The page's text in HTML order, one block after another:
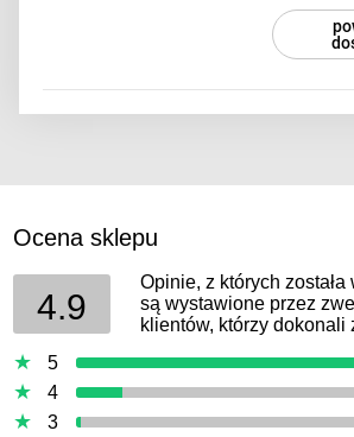
Ocena sklepu
4.9
Opinie, z których
są wystawione przez
klientów, którzy dokonali
5
4
3